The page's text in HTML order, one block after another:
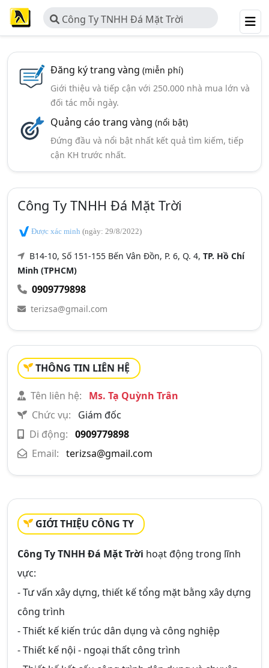
Công Ty TNHH Đá Mặt Trời
Đăng ký trang vàng (miễn phí)
Giới thiệu và tiếp cận với 250.000 nhà mua lớn và
đối tác mỗi ngày.
Quảng cáo trang vàng (nổi bật)
Đứng đầu và nổi bật nhất kết quả tìm kiếm, tiếp
cận KH trước nhất.
Công Ty TNHH Đá Mặt Trời
Được xác minh (ngày: 29/8/2022)
B14-10, Số 151-155 Bến Vân Đồn, P. 6, Q. 4, TP. Hồ Chí
Minh (TPHCM)
0909779898
terizsa@gmail.com
THÔNG TIN LIÊN HỆ
Tên liên hệ:
Ms. Tạ Quỳnh Trân
Chức vụ:
Giám đốc
Di động: 0909779898
Email: terizsa@gmail.com
GIỚI THIỆU CÔNG TY
Công Ty TNHH Đá Mặt Trời hoạt động trong lĩnh
vực:
- Tư vấn xây dựng, thiết kế tổng mặt bằng xây dựng
công trình
- Thiết kế kiến trúc dân dụng và công nghiệp
- Thiết kế nội - ngoại thất công trình